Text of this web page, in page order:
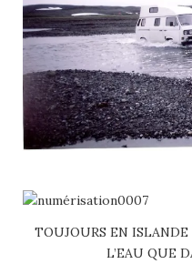
TOUJOURS EN
L’EAU QUE